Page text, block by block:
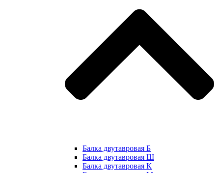
Балка двутавровая Б
Балка двутавровая Ш
Балка двутавровая К